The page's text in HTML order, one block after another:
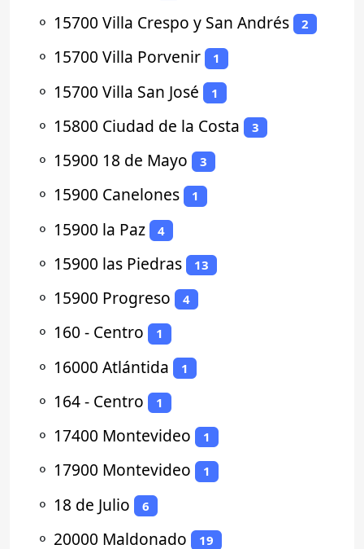
⚬ 15700 Villa Crespo y San Andrés 2
⚬ 15700 Villa Porvenir 1
⚬ 15700 Villa San José 1
⚬ 15800 Ciudad de la Costa 3
⚬ 15900 18 de Mayo 3
⚬ 15900 Canelones 1
⚬ 15900 la Paz 4
⚬ 15900 las Piedras 13
⚬ 15900 Progreso 4
⚬ 160 - Centro 1
⚬ 16000 Atlántida 1
⚬ 164 - Centro 1
⚬ 17400 Montevideo 1
⚬ 17900 Montevideo 1
⚬ 18 de Julio 6
⚬ 20000 Maldonado 19